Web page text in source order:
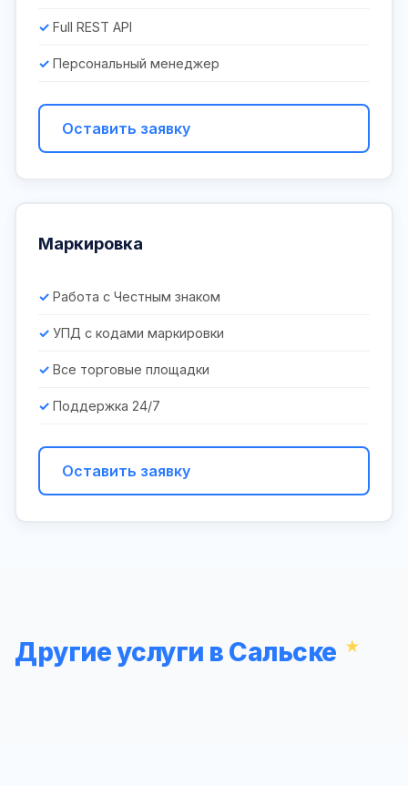
Full REST API
Персональный менеджер
Оставить заявку
Маркировка
Работа с Честным знаком
УПД с кодами маркировки
Все торговые площадки
Поддержка 24/7
Оставить заявку
Другие услуги в Сальске